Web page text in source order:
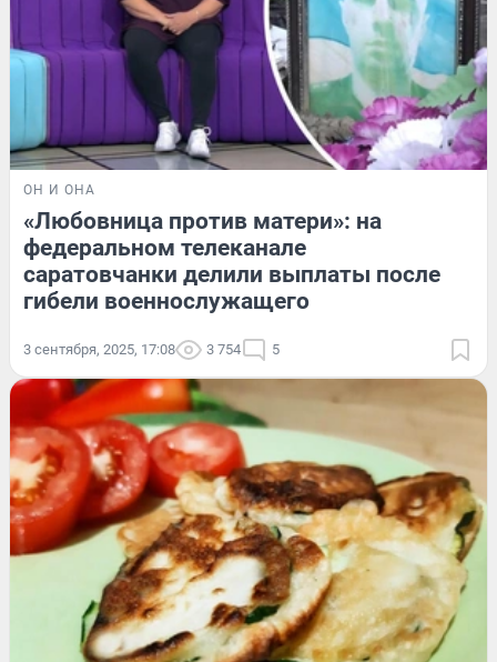
ОН И ОНА
«Любовница против матери»: на
федеральном телеканале
саратовчанки делили выплаты после
гибели военнослужащего
3 сентября, 2025, 17:08 3 754 5